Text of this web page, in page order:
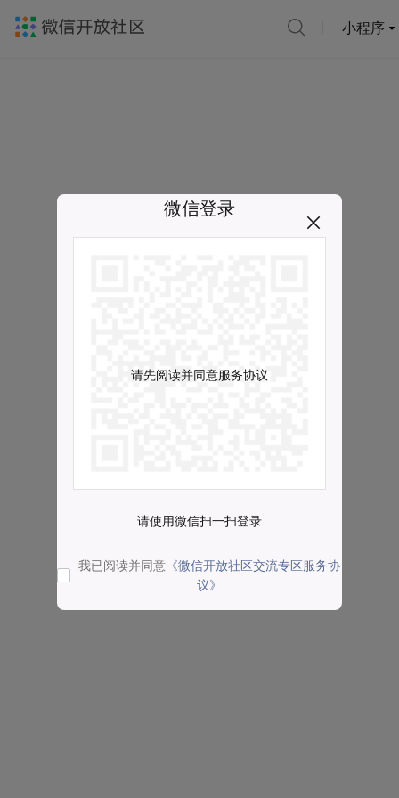
小程序
微信登录
请先阅读并同意服务协议
请使用微信扫一扫登录
我已阅读并同意 《微信开放社区交流专区服务协
议》